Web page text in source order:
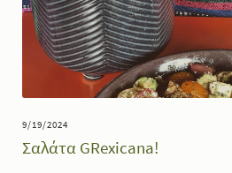
9/19/2024
Σαλάτα GRexicana!